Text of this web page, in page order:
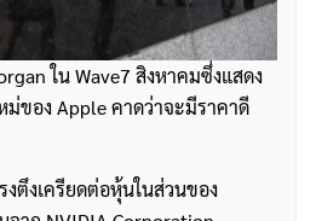
ใน Wave7 สิงหาคมซึ่งแสดง
ของ Apple คาดว่าจะมีราคาดี
งตึงเครียดต่อหุ้นในส่วนของ